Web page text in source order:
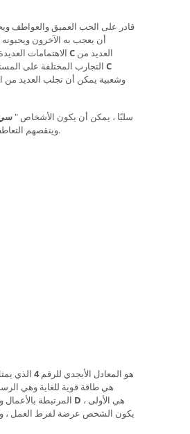
أن يعجب به الآخرون
C
C
وشعبية يمكن أن تجلب العديد من
سلبًا ، يمكن أن يكون الأشخاص "
وينقصهم التعاطف في بعض الأحيان.
هو المعادل الأبجدي للرقم4 الذي
D
يكون الشخص عرضة لفرط العمل ،